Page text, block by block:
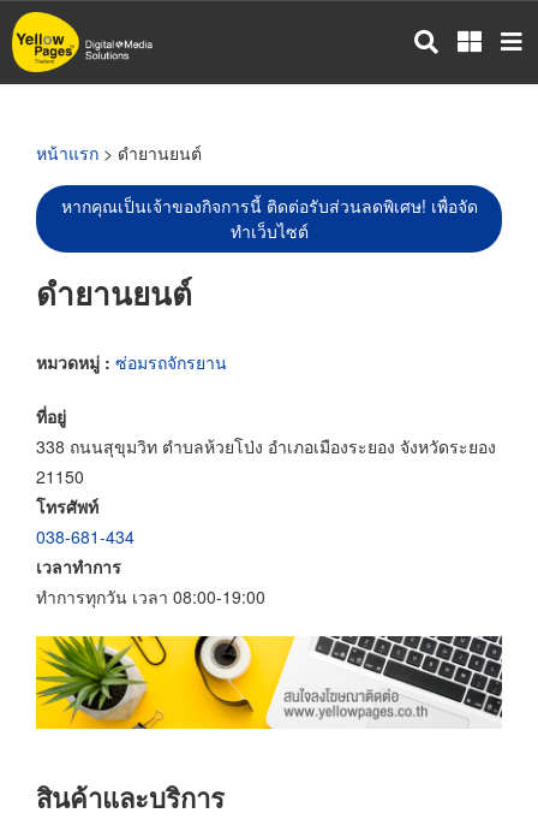
ข้าม
ไป
หน้าแรก > ดำยานยนต์
หากคุณเป็นเจ้าของกิจการนี้ ติดต่อรับส่วนลดพิเศษ! เพื่อจัด
ทำเว็บไซต์
ดำยานยนต์
หมวดหมู่ : ซ่อมรถจักรยาน
ที่อยู่
338 ถนนสุขุมวิท ตำบลห้วยโป่ง อำเภอเมืองระยอง จังหวัดระยอง
21150
โทรศัพท์
038-681-434
เวลาทำการ
ทำการทุกวัน เวลา 08:00-19:00
สินค้าและบริการ